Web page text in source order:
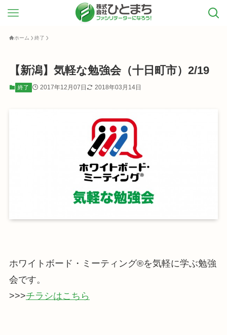
ホーム 終了
【新潟】気軽な勉強会（十日町市）2/19
終了 2017年12月07日 2018年03月14日
ホワイトボード・ミーティング®を気軽に学ぶ勉強
会です。
>>>チラシはこちら